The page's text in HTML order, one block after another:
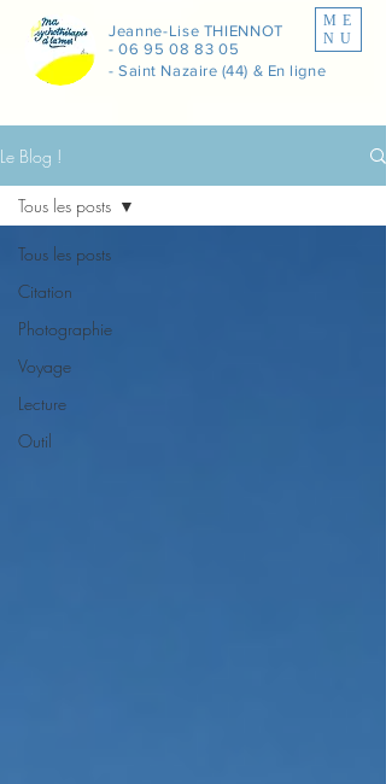
Jeanne-Lise THIENNOT
-06 95 08 83 05
- Saint Nazaire (44) & En ligne
ME
NU
Le Blog !
Tous les posts
Citation
Photographie
Voyage
Lecture
Outil
Tous les posts